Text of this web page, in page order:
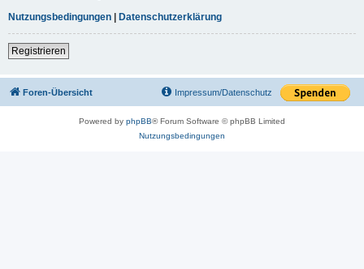
Nutzungsbedingungen | Datenschutzerklärung
Registrieren
Foren-Übersicht Impressum/Datenschutz
Powered by phpBB® Forum Software © phpBB Limited
Nutzungsbedingungen